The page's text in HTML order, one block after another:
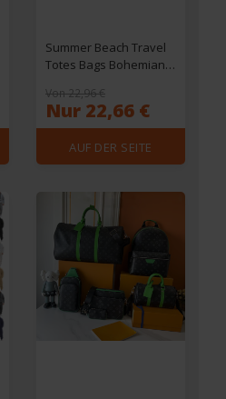
Summer Beach Travel
Totes Bags Bohemian
Bag Women Designer
Fashion Woven
Shopping Bag
Handwoven Hollow Out
Handbag 2301
Von 22,96 €
Nur 22,66 €
AUF DER SEITE